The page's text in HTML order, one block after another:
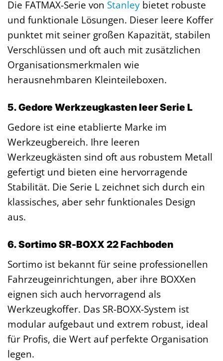
Die FATMAX-Serie von Stanley bietet robuste
und funktionale Lösungen. Dieser leere Koffer
punktet mit seiner großen Kapazität, stabilen
Verschlüssen und oft auch mit zusätzlichen
Organisationsmerkmalen wie
herausnehmbaren Kleinteileboxen.
5. Gedore Werkzeugkasten leer Serie L
Gedore ist eine etablierte Marke im
Werkzeugbereich. Ihre leeren
Werkzeugkästen sind oft aus robustem Metall
gefertigt und bieten eine hervorragende
Stabilität. Die Serie L zeichnet sich durch ein
klassisches, aber sehr funktionales Design
aus.
6. Sortimo SR-BOXX 22 Fachboden
Sortimo ist bekannt für seine professionellen
Fahrzeugeinrichtungen, aber ihre BOXXen
eignen sich auch hervorragend als
Werkzeugkoffer. Das SR-BOXX-System ist
modular aufgebaut und extrem robust, ideal
für Profis, die Wert auf perfekte Organisation
legen.